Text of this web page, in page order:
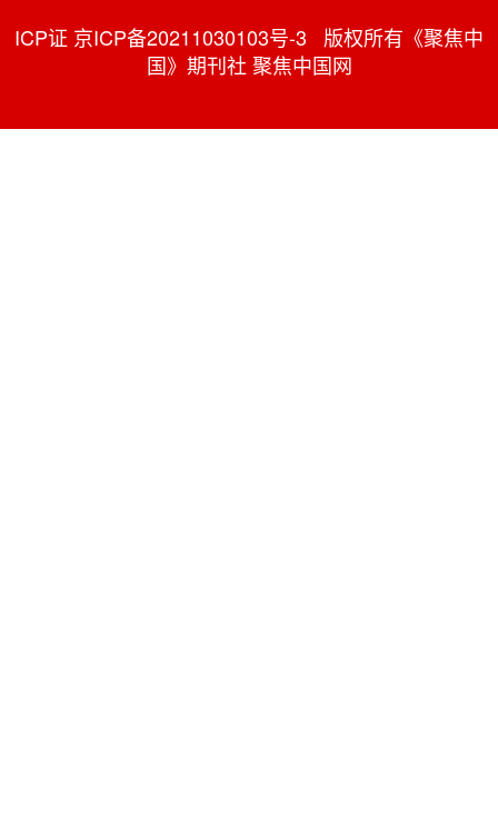
ICP证 京ICP备20211030103号-3 版权所有《聚焦中
国》期刊社 聚焦中国网